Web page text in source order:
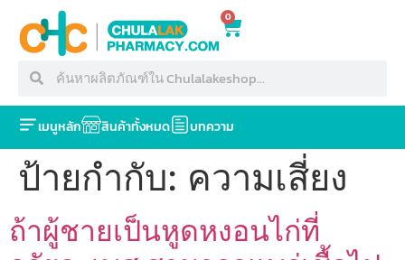
0
เมนูหลัก สินค้าทั้งหมด บทความ
ป้ายกำกับ: ความเสี่ยง
ถ้าผู้ชายเป็นหูดหงอนไก่ที่